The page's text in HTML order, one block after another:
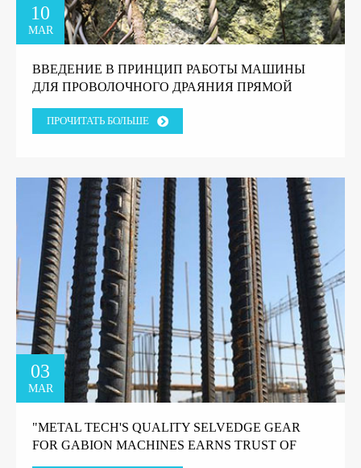
10
MAR
ВВЕДЕНИЕ В ПРИНЦИП РАБОТЫ МАШИНЫ
ДЛЯ ПРОВОЛОЧНОГО ДРАЯНИЯ ПРЯМОЙ
ПРОЧИТАТЬ БОЛЬШЕ
03
MAR
"METAL TECH'S QUALITY SELVEDGE GEAR
FOR GABION MACHINES EARNS TRUST OF